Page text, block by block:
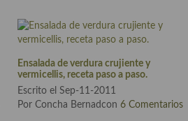
Ensalada de verdura crujiente y
vermicellis, receta paso a paso.
Escrito el Sep-11-2011
Por Concha Bernadcon6 Comentarios